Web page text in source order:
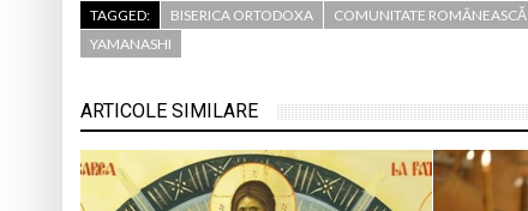
TAGGED:
BISERICA ORTODOXA COMUNITATE ROMÂNEASCĂ
YAMANASHI
ARTICOLE SIMILARE